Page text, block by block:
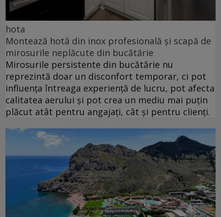
hota
Montează hotă din inox profesională și scapă de
mirosurile neplăcute din bucătărie
Mirosurile persistente din bucătărie nu
reprezintă doar un disconfort temporar, ci pot
influența întreaga experiență de lucru, pot afecta
calitatea aerului și pot crea un mediu mai puțin
plăcut atât pentru angajați, cât și pentru clienți.